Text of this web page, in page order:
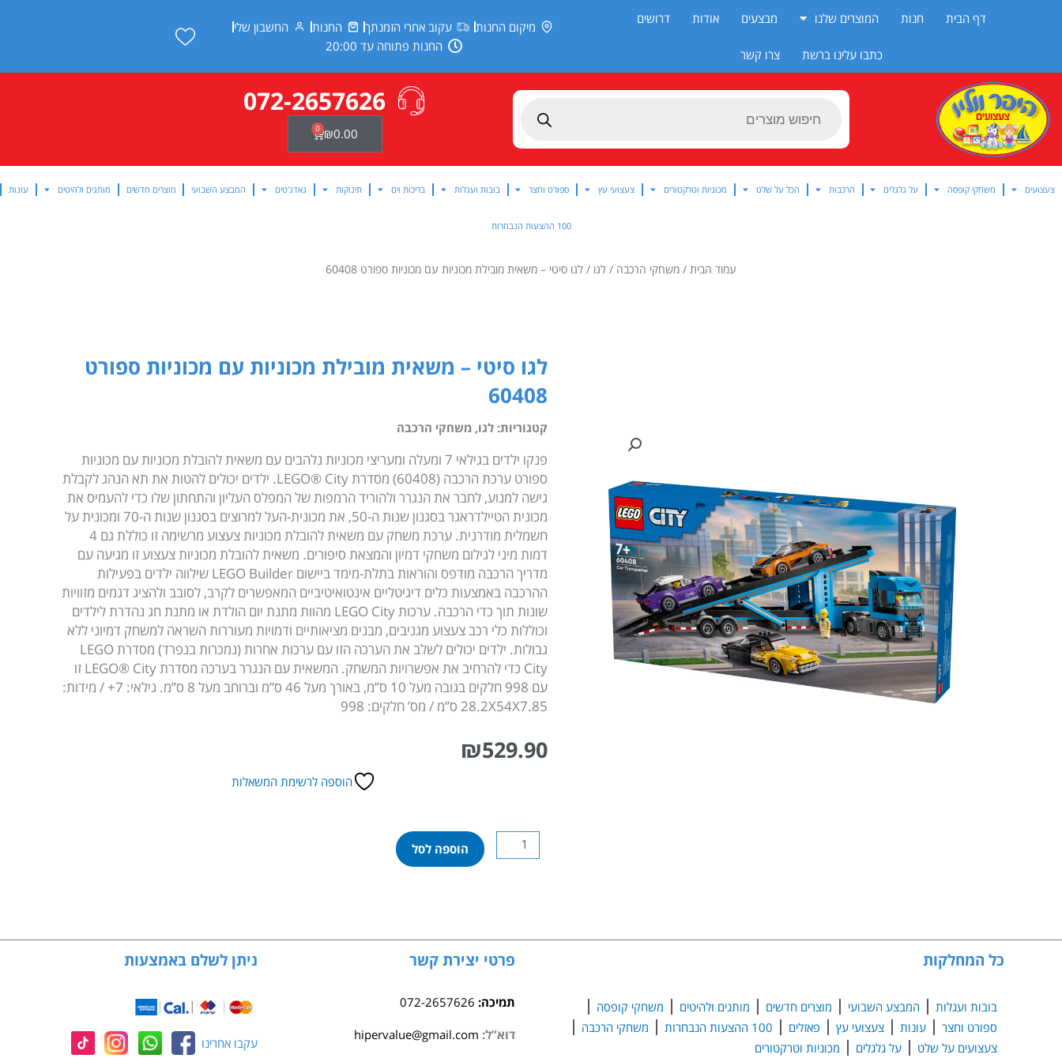
דף הבית חנות המוצרים שלנו מבצעים אודות דרושים
כתבו עלינו ברשת צרו קשר
מיקום החנות עקוב אחרי הזמנתך החנות
החשבון שלי
החנות פתוחה עד 20:00
Products
072-2657626
₪0.00
0
עגלת
קניות
צעצועים משחקי קופסה על גלגלים הרכבות הכל על שלט מכוניות וטרקטורים צעצועי עץ ספורט וחצר בובות ועגלות בריכות וים תינוקות גאדג’טים המבצע השבועי מוצרים חדשים מותגים ולהיטים עונות
100 ההצעות הנבחרות
עמוד הבית / משחקי הרכבה / לגו / לגו סיטי – משאית מובילת מכוניות עם מכוניות ספורט 60408
לגו סיטי – משאית מובילת מכוניות עם מכוניות ספורט
60408
קטגוריות:לגו,משחקי הרכבה
פנקו ילדים בגילאי 7 ומעלה ומעריצי מכוניות נלהבים עם משאית להובלת מכוניות עם מכוניות
ספורט ערכת הרכבה (60408) מסדרת LEGO® City. ילדים יכולים להטות את תא הנהג לקבלת
גישה למנוע, לחבר את הנגרר ולהוריד הרמפות של המפלס העליון והתחתון שלו כדי להעמיס את
מכונית הטיילדראגר בסגנון שנות ה-50, את מכונית-העל למרוצים בסגנון שנות ה-70 ומכונית על
חשמלית מודרנית. ערכת משחק עם משאית להובלת מכוניות צעצוע מרשימה זו כוללת גם 4
דמות מיני לגילום משחקי דמיון והמצאת סיפורים. משאית להובלת מכוניות צעצוע זו מגיעה עם
מדריך הרכבה מודפס והוראות בתלת-מימד ביישום LEGO Builder שילווה ילדים בפעילות
ההרכבה באמצעות כלים דיגיטליים אינטואיטיביים המאפשרים לקרב, לסובב ולהציג דגמים מזוויות
שונות תוך כדי הרכבה. ערכות LEGO City מהוות מתנת יום הולדת או מתנת חג נהדרת לילדים
וכוללות כלי רכב צעצוע מגניבים, מבנים מציאותיים ודמויות מעוררות השראה למשחק דמיוני ללא
גבולות. ילדים יכולים לשלב את הערכה הזו עם ערכות אחרות (נמכרות בנפרד) מסדרת LEGO
City כדי להרחיב את אפשרויות המשחק. המשאית עם הנגרר בערכה מסדרת LEGO® City זו
עם 998 חלקים בגובה מעל 10 ס”מ, באורך מעל 46 ס”מ וברוחב מעל 8 ס”מ. גילאי: 7+ / מידות:
28.2X54X7.85 ס”מ / מס’ חלקים: 998
₪529.90
הוספה לרשימת המשאלות
כמות
של
מובילת
מכוניות
ספורט
הוספה לסל
כל המחלקות
בובות ועגלות המבצע השבועי מוצרים חדשים מותגים ולהיטים
משחקי קופסה
ספורט וחצר
עונות צעצועי עץ פאזלים 100 ההצעות הנבחרות
משחקי הרכבה
צעצועים על שלט
על גלגלים מכוניות וטרקטורים
פרטי יצירת קשר
תמיכה: 072-2657626
דוא”ל: hipervalue@gmail.com
ניתן לשלם באמצעות
עקבו אחרינו